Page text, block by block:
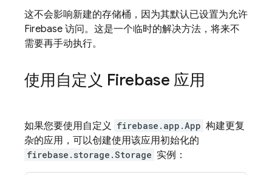
这不会影响新建的存储桶，因为其默认已设置为允许
Firebase 访问。这是一个临时的解决方法，将来不
需要再手动执行。
使用自定义 Firebase 应用
如果您要使用自定义 firebase.app.App 构建更复
杂的应用，可以创建使用该应用初始化的
firebase.storage.Storage 实例：